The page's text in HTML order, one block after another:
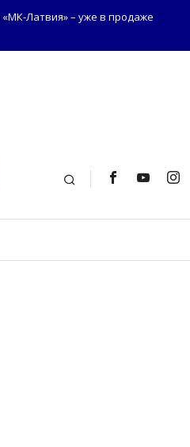
Латвия» – уже в продаже
Поиск